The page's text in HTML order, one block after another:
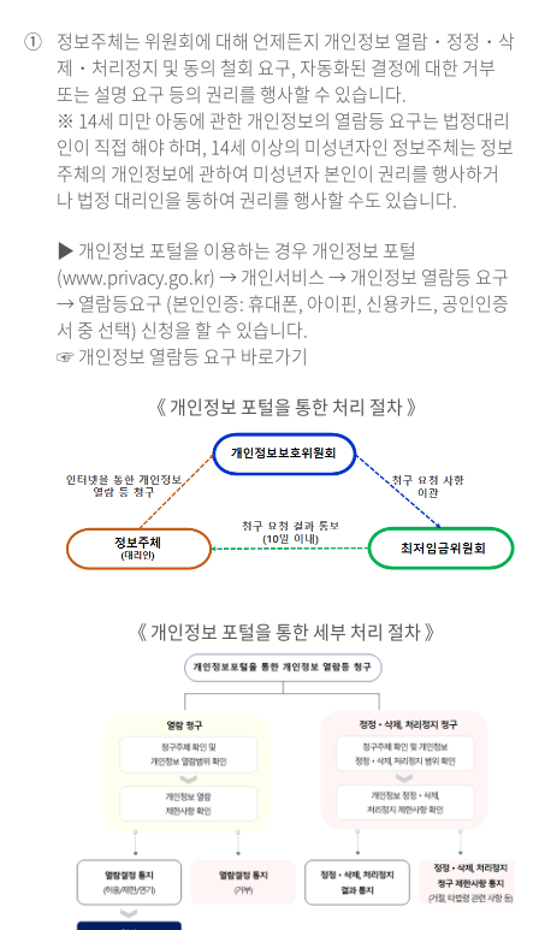
① 정보주체는 위원회에 대해 언제든지 개인정보 열람・정정・삭
제・처리정지 및 동의 철회 요구, 자동화된 결정에 대한 거부
또는 설명 요구 등의 권리를 행사할 수 있습니다.
※ 14세 미만 아동에 관한 개인정보의 열람등 요구는 법정대리
인이 직접 해야 하며, 14세 이상의 미성년자인 정보주체는 정보
주체의 개인정보에 관하여 미성년자 본인이 권리를 행사하거
나 법정 대리인을 통하여 권리를 행사할 수도 있습니다.
▶ 개인정보 포털을 이용하는 경우 개인정보 포털
(www.privacy.go.kr) → 개인서비스 → 개인정보 열람등 요구
→ 열람등요구 (본인인증: 휴대폰, 아이핀, 신용카드, 공인인증
서 중 선택) 신청을 할 수 있습니다.
☞ 개인정보 열람등 요구 바로가기
《 개인정보 포털을 통한 처리 절차 》
《 개인정보 포털을 통한 세부 처리 절차 》